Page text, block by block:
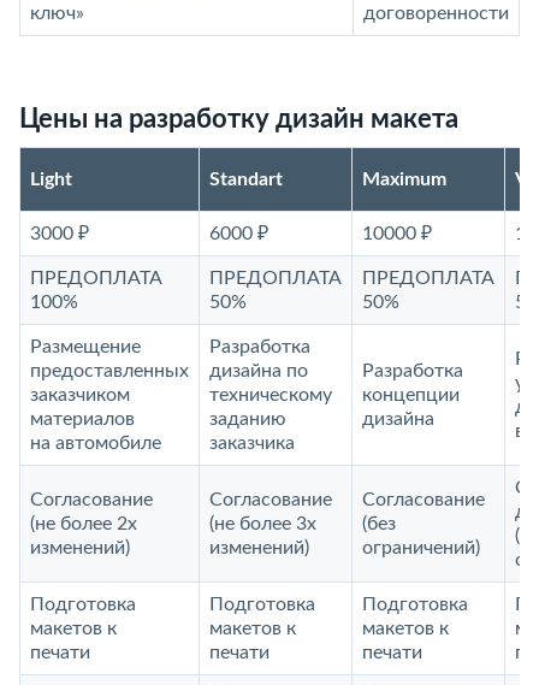
ключ»
договоренности
Цены на разработку дизайн макета
Light Standart Maximum
3000 ₽ 6000 ₽ 10000 ₽
ПРЕДОПЛАТА
100%
ПРЕДОПЛАТА
50%
ПРЕДОПЛАТА
50%
Размещение
предоставленных
заказчиком
материалов
на автомобиле
Разработка
дизайна по
техническому
заданию
заказчика
Разработка
концепции
дизайна
Согласование
(не более 2х
изменений)
Согласование
(не более 3х
изменений)
Согласование
(без
ограничений)
Подготовка
макетов к
печати
Подготовка
макетов к
печати
Подготовка
макетов к
печати